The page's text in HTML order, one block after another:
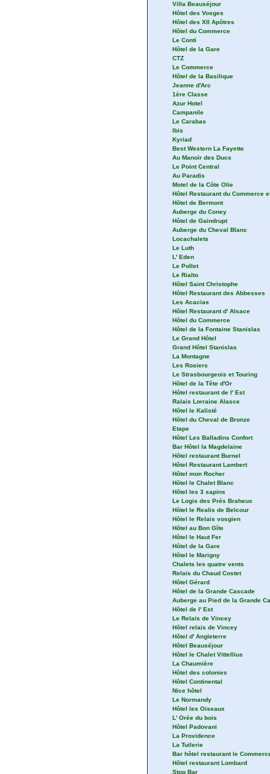
Villa Beauséjour
Hôtel des Vosges
Hôtel des XII Apôtres
Hôtel du Commerce
Le Conti
Hôtel de la Gare
CTZ
Le Commerce
Hôtel de la Basilique
Jeanne d'Arc
1ère Classe
Azur Hotel
Campanile
Le Carabas
Ibis
Kyriad
Best Western La Fayette
Au Manoir des Ducs
Le Point Central
Au Paradis
Motel de la Côte Olie
Hôtel Restaurant du Commerce
Hôtel de Bermont
Auberge du Coney
Hôtel de Gaindrupt
Auberge du Cheval Blanc
Locachalets
Le Luth
L' Eden
Le Pollet
Le Rialto
Hôtel Saint Christophe
Hôtel Restaurant des Abbesses
Les Acacias
Hôtel Restaurant d' Alsace
Hôtel du Commerce
Hôtel de la Fontaine Stanislas
Le Grand Hôtel
Grand Hôtel Stanislas
La Montagne
Les Rosiers
Le Strasbourgeois et Touring
Hôtel de la Tête d'Or
Hôtel restaurant de l' Est
Ralais Lorraine Alasce
Hôtel le Kalisté
Hôtel du Cheval de Bronze
Etape
Hôtel Les Balladins Confort
Bar Hôtel la Magdelaine
Hôtel restaurant Burnel
Hôtel Restaurant Lambert
Hôtel mon Rocher
Hôtel le Chalet Blanc
Hôtel les 3 sapins
Le Logis des Prés Braheux
Hôtel le Realis de Belcour
Hôtel le Relais vosgien
Hôtel au Bon Gîte
Hôtel le Haut Fer
Hôtel de la Gare
Hôtel le Marigny
Chalets les quatre vents
Relais du Chaud Costet
Hôtel Gérard
Hôtel de la Grande Cascade
Auberge au Pied de la Grande
Hôtel de l' Est
Le Relais de Vincey
Hôtel relais de Vincey
Hôtel d' Angleterre
Hôtel Beauséjour
Hôtel le Chalet Vittellius
La Chaumière
Hôtel des colonies
Hôtel Continental
Nice hôtel
Le Normandy
Hôtel les Oiseaux
L' Orée du bois
Hôtel Padovani
La Providence
La Tuilerie
Bar hôtel restaurant le
Hôtel restaurant Lombard
Stop Bar